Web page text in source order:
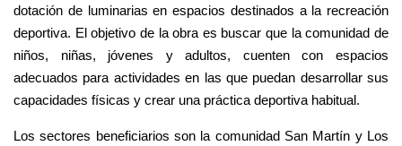
dotación de luminarias en espacios destinados a la recreación
deportiva. El objetivo de la obra es buscar que la comunidad de
niños, niñas, jóvenes y adultos, cuenten con espacios
adecuados para actividades en las que puedan desarrollar sus
capacidades físicas y crear una práctica deportiva habitual.
Los sectores beneficiarios son la comunidad San Martín y Los